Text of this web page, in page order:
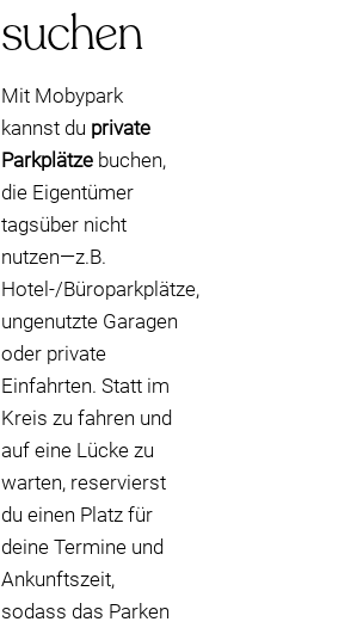
suchen
Mit Mobypark
kannst du private
Parkplätze buchen,
die Eigentümer
tagsüber nicht
nutzen—z.B.
Hotel-/Büroparkplätze,
ungenutzte Garagen
oder private
Einfahrten. Statt im
Kreis zu fahren und
auf eine Lücke zu
warten, reservierst
du einen Platz für
deine Termine und
Ankunftszeit,
sodass das Parken